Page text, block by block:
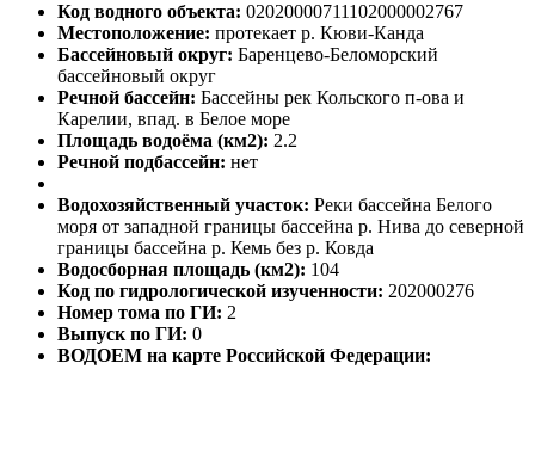
Код водного объекта: 02020000711102000002767
Местоположение: протекает р. Кюви-Канда
Бассейновый округ: Баренцево-Беломорский
бассейновый округ
Речной бассейн: Бассейны рек Кольского п-ова и
Карелии, впад. в Белое море
Площадь водоёма (км2): 2.2
Речной подбассейн: нет
Водохозяйственный участок: Реки бассейна Белого
моря от западной границы бассейна р. Нива до северной
границы бассейна р. Кемь без р. Ковда
Водосборная площадь (км2): 104
Код по гидрологической изученности: 202000276
Номер тома по ГИ: 2
Выпуск по ГИ: 0
ВОДОЕМ на карте Российской Федерации: